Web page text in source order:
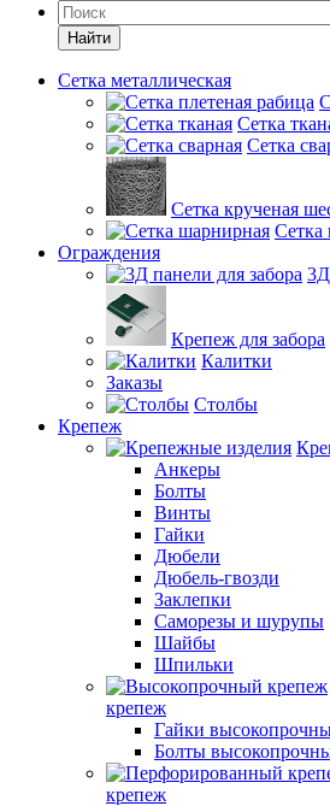
Найти
Сетка металлическая
Сетка
Сетка
Сетка крученая
Сетка
Ограждения
3Д
Крепеж для забора
Калитки
Заказы
Столбы
Крепеж
Анкеры
Болты
Винты
Гайки
Дюбели
Дюбель-гвозди
Заклепки
Саморезы и шурупы
Шайбы
Шпильки
крепеж
Гайки
Болты
крепеж